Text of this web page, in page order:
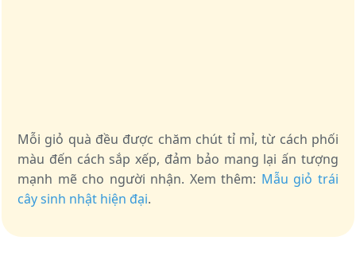
Mỗi giỏ quà đều được chăm chút tỉ mỉ, từ cách phối
màu đến cách sắp xếp, đảm bảo mang lại ấn tượng
mạnh mẽ cho người nhận. Xem thêm: Mẫu giỏ trái
cây sinh nhật hiện đại.